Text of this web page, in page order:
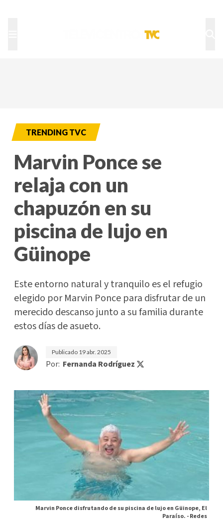
TRENDING TVC
Marvin Ponce se
relaja con un
chapuzón en su
piscina de lujo en
Güinope
Este entorno natural y tranquilo es el refugio
elegido por Marvin Ponce para disfrutar de un
merecido descanso junto a su familia durante
estos días de asueto.
Publicado 19 abr. 2025
Por: Fernanda Rodríguez
Marvin Ponce disfrutando de su piscina de lujo en Güinope, El
Paraíso. -Redes